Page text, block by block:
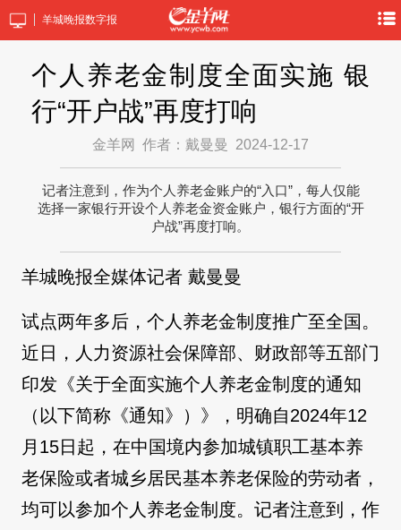
羊城晚报数字报
个人养老金制度全面实施 银
行“开户战”再度打响
金羊网 作者：戴曼曼 2024-12-17
记者注意到，作为个人养老金账户的“入口”，每人仅能
选择一家银行开设个人养老金资金账户，银行方面的“开
户战”再度打响。
羊城晚报全媒体记者 戴曼曼
试点两年多后，个人养老金制度推广至全国。
近日，人力资源社会保障部、财政部等五部门
印发《关于全面实施个人养老金制度的通知
（以下简称《通知》）》，明确自2024年12
月15日起，在中国境内参加城镇职工基本养
老保险或者城乡居民基本养老保险的劳动者，
均可以参加个人养老金制度。记者注意到，作